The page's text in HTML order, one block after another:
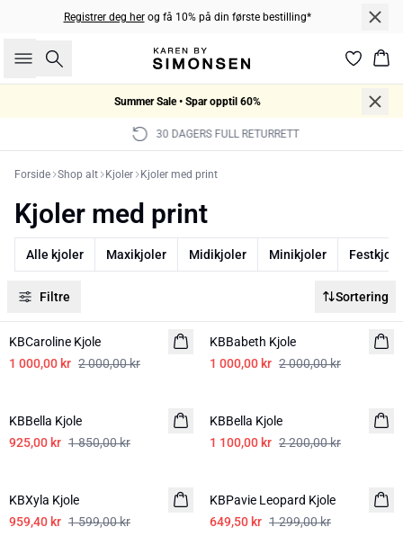
Registrer deg herog få 10% på din første bestilling*
Søk
Summer Sale • Spar opptil 60%
30 DAGERS FULL RETURRETT
Forside Shop alt Kjoler Kjoler med print
Kjoler med print
Alle kjoler Maxikjoler Midikjoler Minikjoler
Filtre Sortering
-50%
KBCaroline Kjole
1 000,00 kr 2 000,00 kr
KBBabeth Kjole
1 000,00 kr 2 000,00 kr
KBBella Kjole
925,00 kr 1 850,00 kr
KBBella Kjole
1 100,00 kr 2 200,00 kr
KBXyla Kjole
959,40 kr 1 599,00 kr
KBPavie Leopard Kjole
649,50 kr 1 299,00 kr